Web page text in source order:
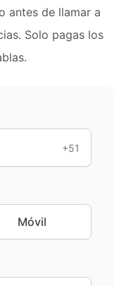
antes de llamar a
Solo pagas los
+51
Móvil